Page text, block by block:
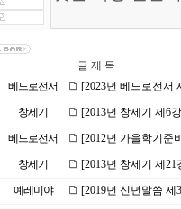
글 제 목
베드로전서 [2023년 베드로전서
창세기 [2013년 창세기 제6
베드로전서 [2012년 가을학기준
창세기 [2013년 창세기 제
예레미야 [2019년 신년말씀